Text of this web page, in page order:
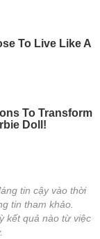
tin cậy vào thời
tin tham khảo.
kết quả nào từ việc